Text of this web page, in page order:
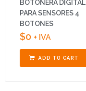
BOTONERA DIGITAL
PARA SENSORES 4
BOTONES
$0 + IVA
ADD TO CART